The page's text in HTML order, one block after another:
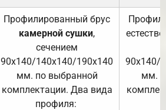
Профилированный брус
камерной сушки,
сечением
90х140/140х140/190х140
мм. по выбранной
комплектации. Два вида
профиля:
90х140/
мм.